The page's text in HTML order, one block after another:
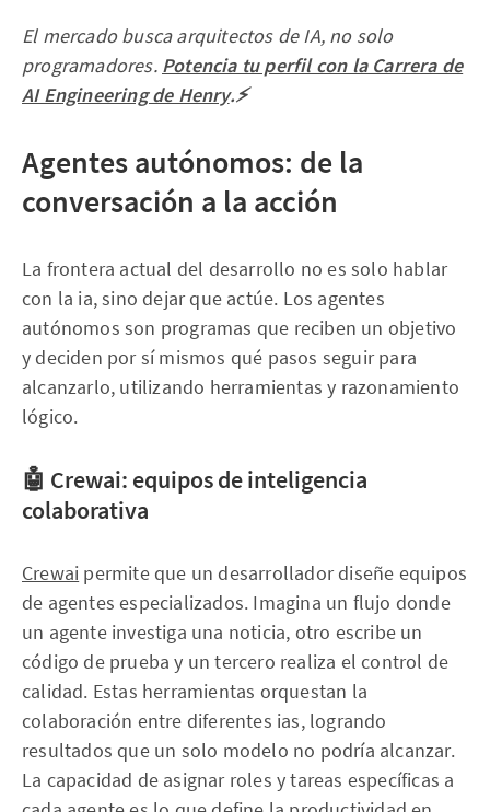
El mercado busca arquitectos de IA, no solo
programadores. Potencia tu perfil con la Carrera de
AI Engineering de Henry.⚡
Agentes autónomos: de la
conversación a la acción
La frontera actual del desarrollo no es solo hablar
con la ia, sino dejar que actúe. Los agentes
autónomos son programas que reciben un objetivo
y deciden por sí mismos qué pasos seguir para
alcanzarlo, utilizando herramientas y razonamiento
lógico.
🤖 Crewai: equipos de inteligencia
colaborativa
Crewai permite que un desarrollador diseñe equipos
de agentes especializados. Imagina un flujo donde
un agente investiga una noticia, otro escribe un
código de prueba y un tercero realiza el control de
calidad. Estas herramientas orquestan la
colaboración entre diferentes ias, logrando
resultados que un solo modelo no podría alcanzar.
La capacidad de asignar roles y tareas específicas a